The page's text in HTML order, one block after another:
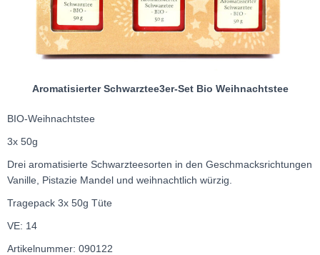
Aromatisierter Schwarztee3er-Set Bio Weihnachtstee
BIO-Weihnachtstee
3x 50g
Drei aromatisierte Schwarzteesorten in den Geschmacksrichtungen
Vanille, Pistazie Mandel und weihnachtlich würzig.
Tragepack 3x 50g Tüte
VE: 14
Artikelnummer: 090122